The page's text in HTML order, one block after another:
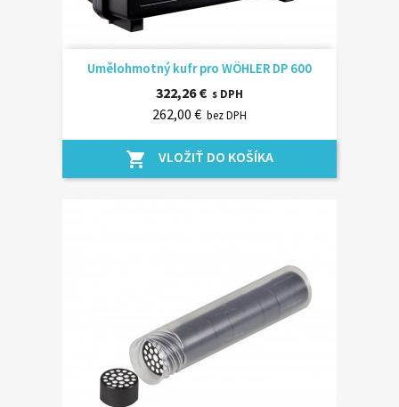
Umělohmotný kufr pro WÖHLER DP 600
322,26 € s DPH
262,00 € bez DPH
shopping_cart VLOŽIŤ DO KOŠÍKA